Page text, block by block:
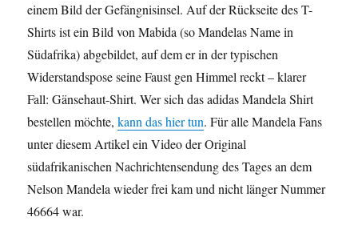
einem Bild der Gefängnisinsel. Auf der Rückseite des T-
Shirts ist ein Bild von Mabida (so Mandelas Name in
Südafrika) abgebildet, auf dem er in der typischen
Widerstandspose seine Faust gen Himmel reckt – klarer
Fall: Gänsehaut-Shirt. Wer sich das adidas Mandela Shirt
bestellen möchte,kann das hier tun. Für alle Mandela Fans
unter diesem Artikel ein Video der Original
südafrikanischen Nachrichtensendung des Tages an dem
Nelson Mandela wieder frei kam und nicht länger Nummer
46664 war.